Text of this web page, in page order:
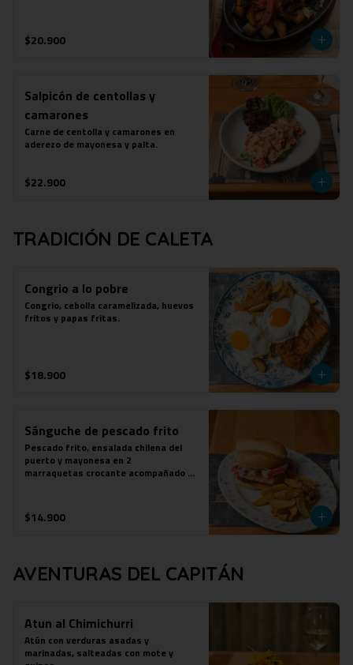
$20.900
Salpicón de centollas y
camarones
Carne de centolla y camarones en
aderezo de mayonesa y palta.
$22.900
TRADICIÓN DE CALETA
Congrio a lo pobre
Congrio, cebolla caramelizada, huevos
fritos y papas fritas.
$18.900
Sánguche de pescado frito
Pescado frito, ensalada chilena del
puerto y mayonesa en 2
marraquetas crocante acompañado de
$14.900
AVENTURAS DEL CAPITÁN
Atun al Chimichurri
Atún con verduras asadas y
marinadas, salteadas con mote y